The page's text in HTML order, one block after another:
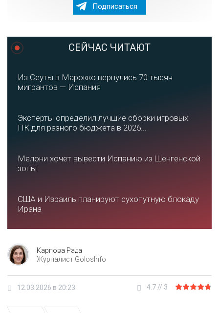
Подписаться
СЕЙЧАС ЧИТАЮТ
Из Сеуты в Марокко вернулись 70 тысяч
мигрантов — Испания
Эксперты определил лучшие сборки игровых
ПК для разного бюджета в 2026...
Мелони хочет вывести Испанию из Шенгенской
зоны
США и Израиль планируют сухопутную блокаду
Ирана
Карпова Рада
Журналист GolosInfo
12.03.2026 в 20:23 4.7 // 3